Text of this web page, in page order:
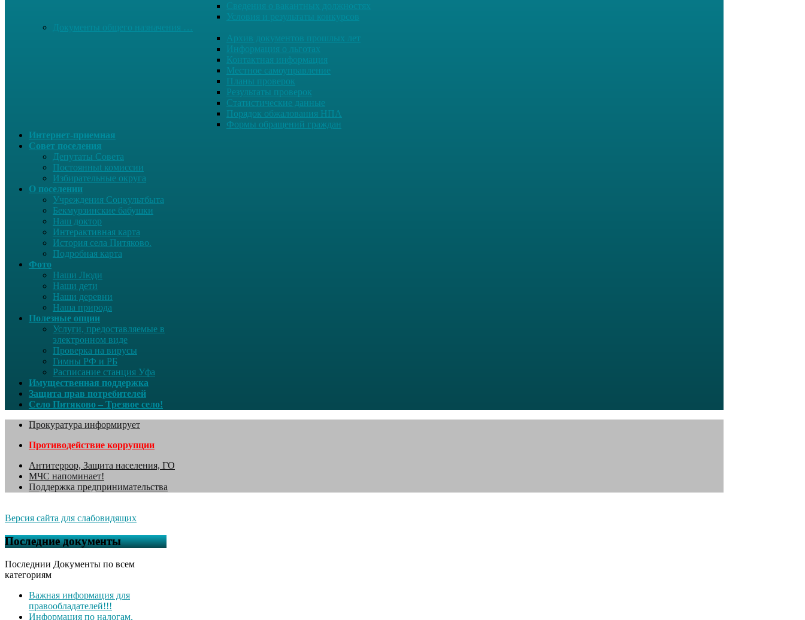
Сведения о вакантных должностях
Условия и результаты конкурсов
Документы общего назначения …
Архив документов прошлых лет
Информация о льготах
Контактная информация
Местное самоуправление
Планы проверок
Результаты проверок
Статистические данные
Порядок обжалования НПА
Формы обращений граждан
Интернет-приемная
Совет поселения
Депутаты Совета
Постоянныt комиссии
Избирательные округа
О поселении
Учреждения Соцкультбыта
Бекмурзинские бабушки
Наш доктор
Интерактивная карта
История села Питяково.
Подробная карта
Фото
Наши Люди
Наши дети
Наши деревни
Наша природа
Полезные опции
Услуги, предоставляемые в
электронном виде
Проверка на вирусы
Гимны РФ и РБ
Расписание станция Уфа
Имущественная поддержка
Защита прав потребителей
Село Питяково – Трезвое село!
Прокуратура информирует
Противодействие коррупции
Антитеррор, Защита населения, ГО
МЧС напоминает!
Поддержка предпринимательства
Версия сайта для слабовидящих
Последние документы
Последнии Документы по всем
категориям
Важная информация для
правообладателей!!!
Информация по налогам,